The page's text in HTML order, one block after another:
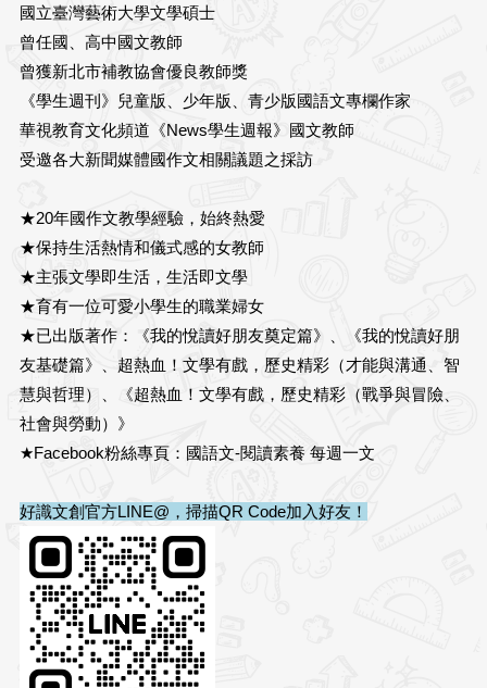
國立臺灣藝術大學文學碩士
曾任國、高中國文教師
曾獲新北市補教協會優良教師獎
《學生週刊》兒童版、少年版、青少版國語文專欄作家
華視教育文化頻道《News學生週報》國文教師
受邀各大新聞媒體國作文相關議題之採訪
★20年國作文教學經驗，始終熱愛
★保持生活熱情和儀式感的女教師
★主張文學即生活，生活即文學
★育有一位可愛小學生的職業婦女
★已出版著作：《我的悅讀好朋友奠定篇》、《我的悅讀好朋
友基礎篇》、超熱血！文學有戲，歷史精彩（才能與溝通、智
慧與哲理）、《超熱血！文學有戲，歷史精彩（戰爭與冒險、
社會與勞動）》
★Facebook粉絲專頁：國語文-閱讀素養 每週一文
好識文創官方LINE@，掃描QR Code加入好友！